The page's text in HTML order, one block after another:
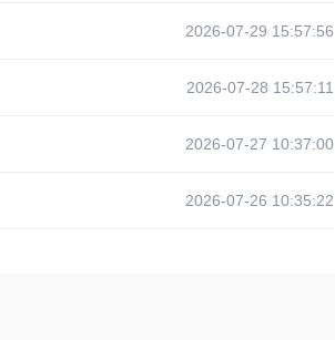
2026-07-29 15:57:56
2026-07-28 15:57:11
2026-07-27 10:37:00
2026-07-26 10:35:22